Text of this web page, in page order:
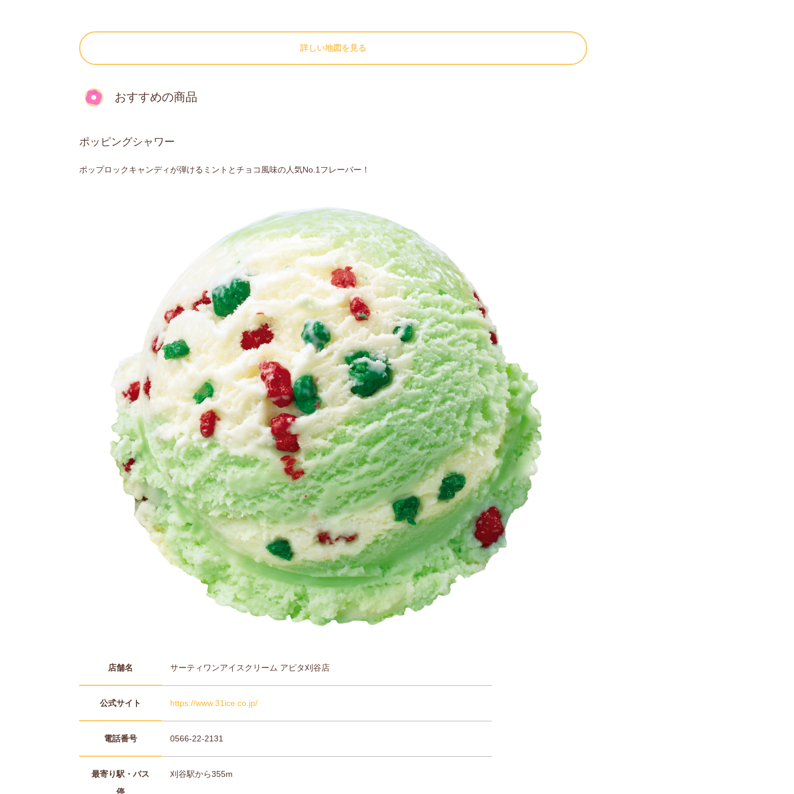
詳しい地図を見る
おすすめの商品
ポッピングシャワー
ポップロックキャンディが弾けるミントとチョコ風味の人気No.1フレーバー！
店舗名 サーティワンアイスクリーム アピタ刈谷店
公式サイト https://www.31ice.co.jp/
電話番号 0566-22-2131
最寄り駅・バス
停
刈谷駅から355m